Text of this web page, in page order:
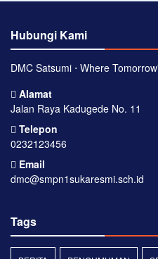
Hubungi Kami
DMC Satsumi ⋅ Where
Alamat
Jalan Raya Kadugede No. 11
Telepon
0232123456
Email
dmc@smpn1sukaresmi.sch.id
Tags